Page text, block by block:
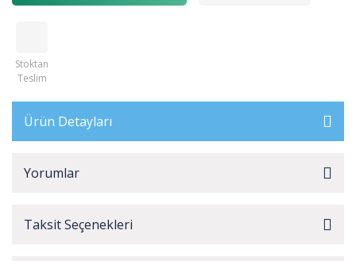
Stoktan
Teslim
Ürün Detayları
Yorumlar
Taksit Seçenekleri